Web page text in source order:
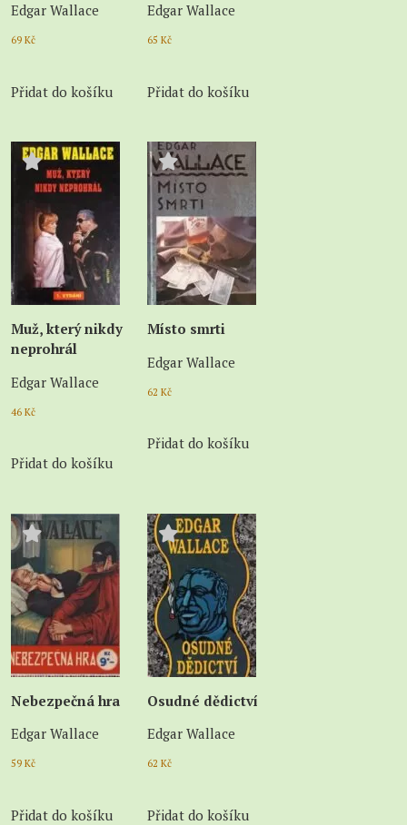
Edgar Wallace
69 Kč
Přidat do košíku
Edgar Wallace
65 Kč
Přidat do košíku
Muž, který nikdy
neprohrál
Edgar Wallace
46 Kč
Přidat do košíku
Místo smrti
Edgar Wallace
62 Kč
Přidat do košíku
Nebezpečná hra
Edgar Wallace
59 Kč
Přidat do košíku
Osudné dědictví
Edgar Wallace
62 Kč
Přidat do košíku